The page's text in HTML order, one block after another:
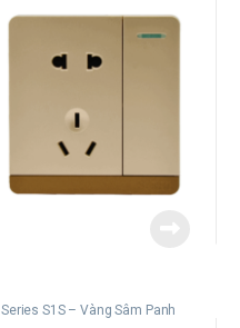
Series S1S – Vàng Sâm Panh